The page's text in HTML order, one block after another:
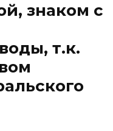
знаком c
т.к.